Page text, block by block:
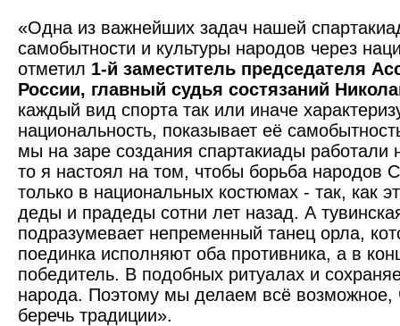
«Одна из важнейших задач нашей
самобытности и культуры народов через
отметил 1-й заместитель председателя
России, главный судья состязаний
каждый вид спорта так или иначе
национальность, показывает её
мы на заре создания спартакиады работали
то я настоял на том, чтобы борьба народов
только в национальных костюмах - так, как
деды и прадеды сотни лет назад. А
подразумевает непременный танец орла,
поединка исполняют оба противника, а в
победитель. В подобных ритуалах и
народа. Поэтому мы делаем всё возможное,
беречь традиции».